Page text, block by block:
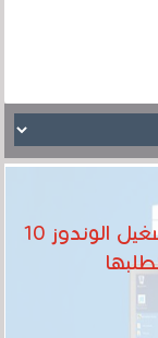
تعرف إذا كان حاسوبك قادر على تشغيل الوندوز 10